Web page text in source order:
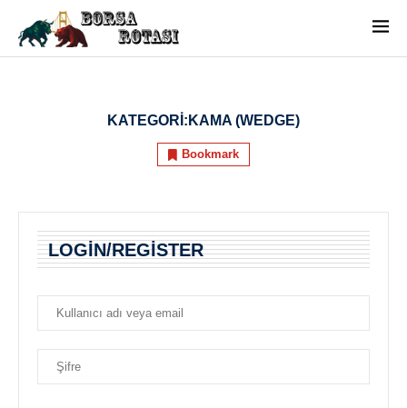
KATEGORI: KAMA (WEDGE)
Bookmark
LOGIN/REGISTER